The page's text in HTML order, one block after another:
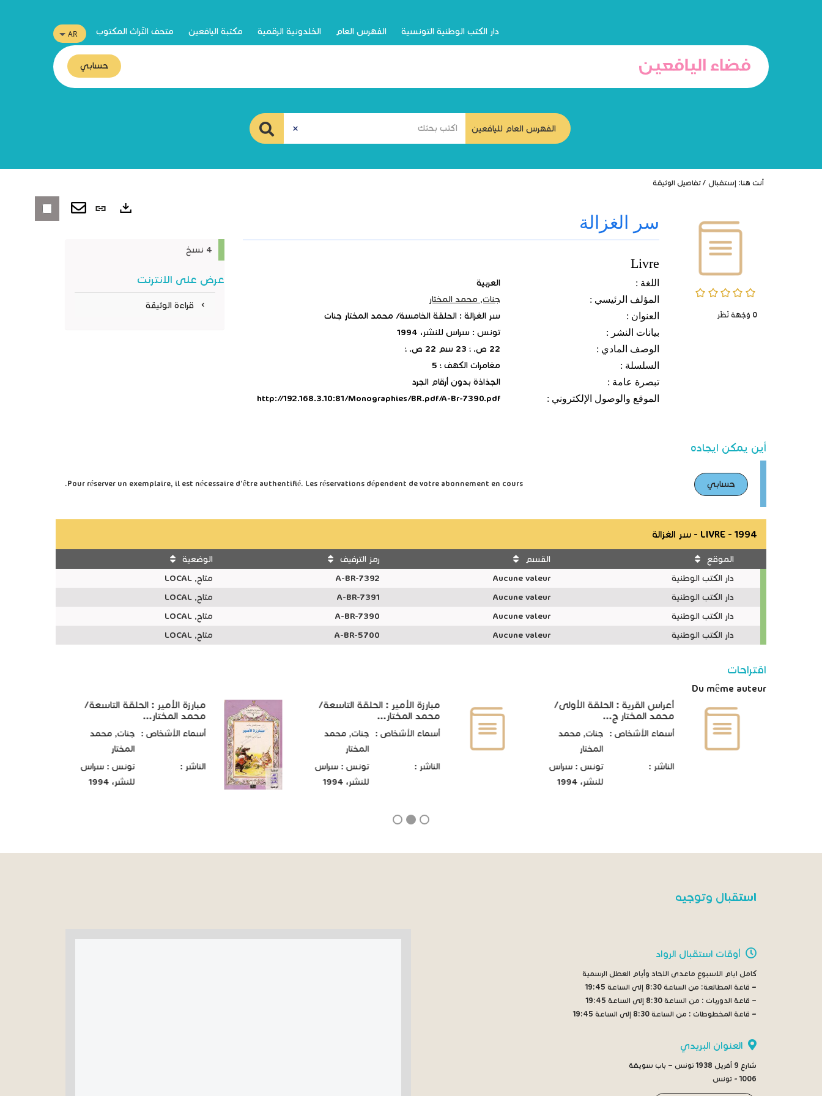
دار الكتب الوطنية التونسية الفهرس العام الخلدونية الرقمية مكتبة اليافعين متحف التّراث المكتوب
حسابي
الفهرس العام لليافعين
أنت هنا: إستقبال / تفاصيل الوثيقة
0/5
0 وُجْهَة نَظَر
سر الغزالة
Livre
اللغة :
العربية
المؤلف الرئيسي :
جنات, محمد المختار
العنوان :
سر الغزالة : الحلقة الخامسة/ محمد المختار جنات
بيانات النشر :
تونس : سراس للنشر، 1994
الوصف المادي :
22 ص. ؛ 23 سم 22 ص. ؛
السلسلة :
مغامرات الكهف ؛ 5
تبصرة عامة :
الجذاذة بدون أرقام الجرد
الموقع والوصول الإلكتروني :
http://192.168.3.10:81/Monographies/BR.pdf/A-Br-7390.pdf
رابط
4 نسخ
عرض على الانترنت
قراءة الوثيقة
أين يمكن ايجاده
Pour réserver un exemplaire, il est nécessaire d'être authentifié. Les réservations dépendent de votre abonnement en cours. حسابي
LIVRE - 1994 - سر الغزالة
الموقع القسم رمز الترفيف
الوضعية
دار الكتب الوطنية
Aucune valeur
A-BR-7392
متاح, LOCAL
دار الكتب الوطنية
Aucune valeur
A-BR-7391
متاح, LOCAL
دار الكتب الوطنية
Aucune valeur
A-BR-7390
متاح, LOCAL
دار الكتب الوطنية
Aucune valeur
A-BR-5700 متاح, LOCAL
اقتراحات
Du même auteur
مبارزة الأمير : الحلقة التاسعة/
محمد المختار...
أسماء الأشخاص :
جنات, محمد
المختار
الناشر :
تونس : سراس
للنشر، 1994
أعراس القرية : الحلقة الأولى/
محمد المختار ج...
أسماء الأشخاص :
جنات, محمد
المختار
الناشر :
تونس : سراس
للنشر، 1994
مبارزة الأمير : الحلقة التاسعة/
محمد المختار...
أسماء الأشخاص :
جنات, محمد
المختار
الناشر :
تونس : سراس
للنشر، 1994
استقبال وتوجيه
أوقات استقبال الرواد
كامل ايام الاسبوع ماعدى الاحاد وأيام العطل الرسمية
– قاعة المطالعة: من الساعة 8:30 إلى الساعة 19:45
– قاعة الدوريات : من الساعة 8:30 إلى الساعة 19:45
– قاعة المخطوطات : من الساعة 8:30 إلى الساعة 19:45
العنوان البريدي
شارع 9 أفريل 1938 تونس – باب سويقة
1006 - تونس